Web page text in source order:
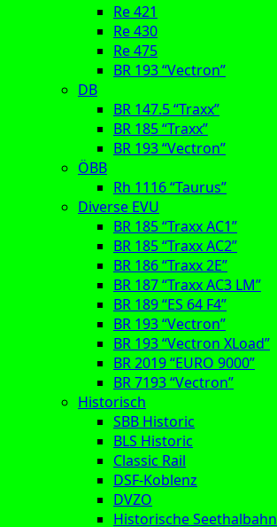
Re 421
Re 430
Re 475
BR 193 “Vectron”
DB
BR 147.5 “Traxx”
BR 185 “Traxx”
BR 193 “Vectron”
ÖBB
Rh 1116 “Taurus”
Diverse EVU
BR 185 “Traxx AC1”
BR 185 “Traxx AC2”
BR 186 “Traxx 2E”
BR 187 “Traxx AC3 LM”
BR 189 “ES 64 F4”
BR 193 “Vectron”
BR 193 “Vectron XLoad”
BR 2019 “EURO 9000”
BR 7193 “Vectron”
Historisch
SBB Historic
BLS Historic
Classic Rail
DSF-Koblenz
DVZO
Historische Seethalbahn